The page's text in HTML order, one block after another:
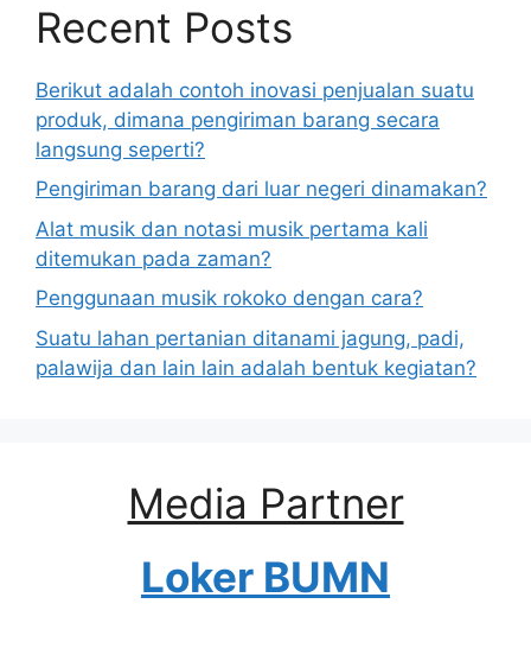
Recent Posts
Berikut adalah contoh inovasi penjualan suatu
produk, dimana pengiriman barang secara
langsung seperti?
Pengiriman barang dari luar negeri dinamakan?
Alat musik dan notasi musik pertama kali
ditemukan pada zaman?
Penggunaan musik rokoko dengan cara?
Suatu lahan pertanian ditanami jagung, padi,
palawija dan lain lain adalah bentuk kegiatan?
Media Partner
Loker BUMN